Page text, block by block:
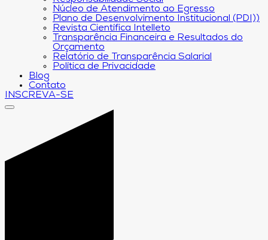
Núcleo de Atendimento ao Egresso
Plano de Desenvolvimento Institucional (PDI))
Revista Científica Intelleto
Transparência Financeira e Resultados do
Orçamento
Relatório de Transparência Salarial
Política de Privacidade
Blog
Contato
INSCREVA-SE